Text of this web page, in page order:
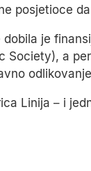
posjetioce
je
Society), a
Linija – i